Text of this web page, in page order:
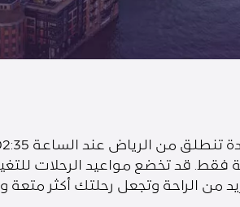
عند الساعة 7:30 صباحًا بالتوقيت المحلي، في رحلة تستغرق 6 ساعات و55 دقيقة
الراحة وتجعل رحلتك أكثر متعة